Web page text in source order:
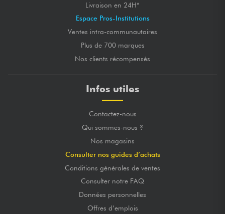
Livraison en 24H*
Espace Pros-Institutions
Ventes intra-communautaires
Plus de 700 marques
Nos clients récompensés
Infos utiles
Contactez-nous
Qui sommes-nous ?
Nos magasins
Consulter nos guides d’achats
Conditions générales de ventes
Consulter notre FAQ
Données personnelles
Offres d’emplois